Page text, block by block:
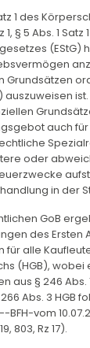
1 des
§ 5 Abs. 1 Satz
(EStG)
Grundsätzen
auszuweisen
auch
oder
in der
GoB
des Ersten
für alle
(HGB), wobei
aus § 246 Abs.
Abs. 3 HGB
vom
803, Rz 17).